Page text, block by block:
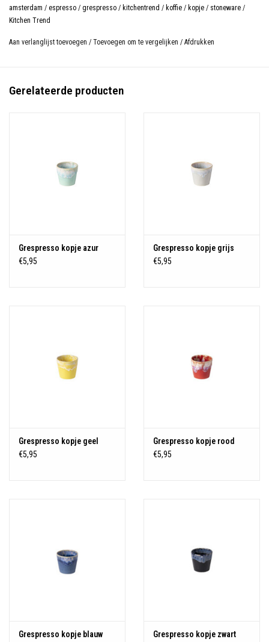
amsterdam / espresso / grespresso / kitchentrend / koffie / kopje / stoneware /
Kitchen Trend
Aan verlanglijst toevoegen / Toevoegen om te vergelijken / Afdrukken
Gerelateerde producten
Grespresso kopje azur
€5,95
Grespresso kopje grijs
€5,95
Grespresso kopje geel
€5,95
Grespresso kopje rood
€5,95
Grespresso kopje blauw
Grespresso kopje zwart